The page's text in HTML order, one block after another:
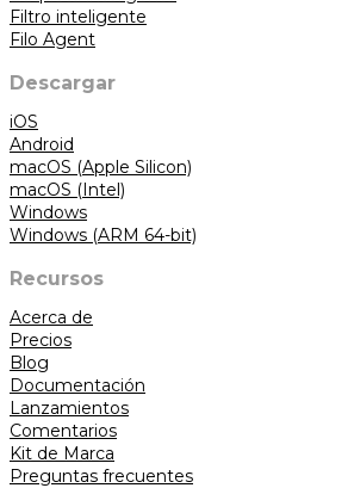
Filtro inteligente
Filo Agent
Descargar
iOS
Android
macOS (Apple Silicon)
macOS (Intel)
Windows
Windows (ARM 64-bit)
Recursos
Acerca de
Precios
Blog
Documentación
Lanzamientos
Comentarios
Kit de Marca
Preguntas frecuentes